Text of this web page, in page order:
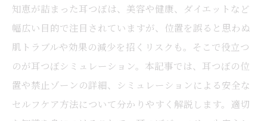
知恵が詰まった耳つぼは、美容や健康、ダイエットなど
幅広い目的で注目されていますが、位置を誤ると思わぬ
肌トラブルや効果の減少を招くリスクも。そこで役立つ
のが耳つぼシミュレーション。本記事では、耳つぼの位
置や禁止ゾーンの詳細、シミュレーションによる安全な
セルフケア方法について分かりやすく解説します。適切